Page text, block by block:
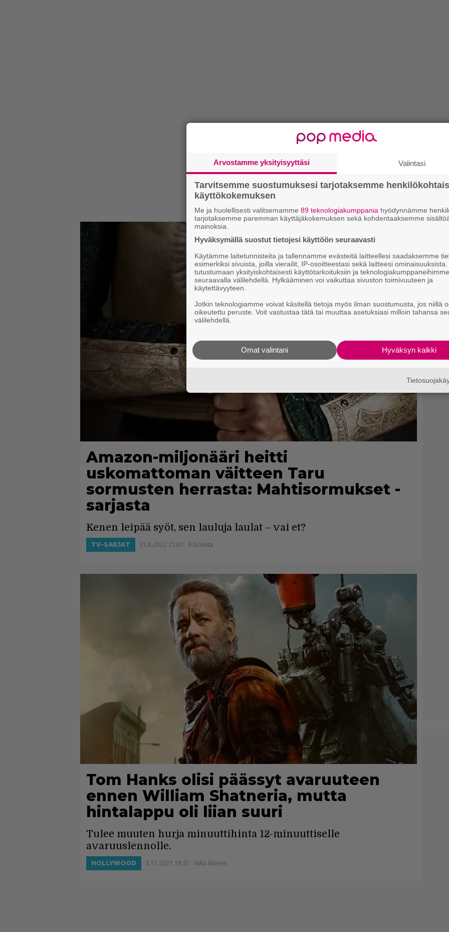
Amazon-miljonääri heitti
uskomattoman väitteen Taru
sormusten herrasta: Mahtisormukset -
sarjasta
Kenen leipää syöt, sen lauluja laulat – vai et?
TV-SARJAT 31.8.2022 21:01 R Isoviita
Tom Hanks olisi päässyt avaruuteen
ennen William Shatneria, mutta
hintalappu oli liian suuri
Tulee muuten hurja minuuttihinta 12-minuuttiselle
avaruuslennolle.
HOLLYWOOD 3.11.2021 19:31 Niko Ikonen
Arvostamme yksityisyyttäsi Valintasi
Tarvitsemme suostumuksesi tarjotaksemme
käyttökokemuksen
Me ja huolellisesti valitsemamme 89 teknologiakumppania hyödynnämme
tarjotaksemme paremman käyttäjäkokemuksen sekä kohdentaaksemme
mainoksia.
Hyväksymällä suostut tietojesi käyttöön seuraavasti
Käytämme laitetunnisteita ja tallennamme evästeitä laitteellesi saadaksemme
esimerkiksi sivuista, joilla vierailit, IP-osoitteestasi sekä laitteesi
tutustumaan yksityiskohtaisesti käyttötarkoituksiin ja teknologiakumppaneihimme
seuraavalla välilehdellä. Hylkääminen voi vaikuttaa sivuston toimivuuteen ja
käytettävyyteen.
Jotkin teknologiamme voivat käsitellä tietoja myös ilman suostumusta, jos niillä
oikeutettu peruste. Voit vastustaa tätä tai muuttaa asetuksiasi milloin tahansa
välilehdellä.
Hyväksyn kaikki
Omat valintani